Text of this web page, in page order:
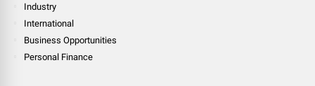
Industry
International
Business Opportunities
Personal Finance